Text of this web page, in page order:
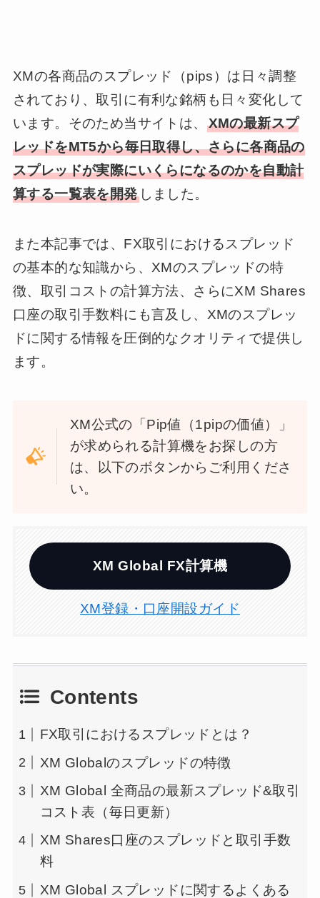
XMの各商品のスプレッド（pips）は日々調整
されており、取引に有利な銘柄も日々変化して
います。そのため当サイトは、 XMの最新スプ
レッドをMT5から毎日取得し、さらに各商品の
スプレッドが実際にいくらになるのかを自動計
算する一覧表を開発しました。
また本記事では、FX取引におけるスプレッド
の基本的な知識から、XMのスプレッドの特
徴、取引コストの計算方法、さらにXM Shares
口座の取引手数料にも言及し、XMのスプレッ
ドに関する情報を圧倒的なクオリティで提供し
ます。
XM公式の「Pip値（1pipの価値）」
が求められる計算機をお探しの方
は、以下のボタンからご利用くださ
い。
XM Global FX計算機
XM登録・口座開設ガイド
Contents
FX取引におけるスプレッドとは？
XM Globalのスプレッドの特徴
XM Global 全商品の最新スプレッド&取引
コスト表（毎日更新）
XM Shares口座のスプレッドと取引手数
料
XM Global スプレッドに関するよくある